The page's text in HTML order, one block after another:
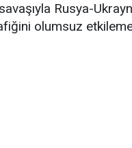
Rusya-
olumsuz